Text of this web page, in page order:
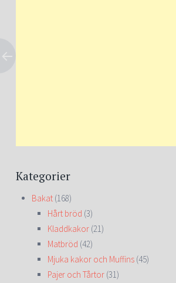
Kategorier
Bakat (168)
Hårt bröd (3)
Kladdkakor (21)
Matbröd (42)
Mjuka kakor och Muffins (45)
Pajer och Tårtor (31)